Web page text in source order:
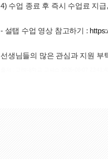
4) 수업 종료 후 즉시 수업료 지
- 설탭 수업 영상 참고하기 :
선생님들의 많은 관심과 지원 부